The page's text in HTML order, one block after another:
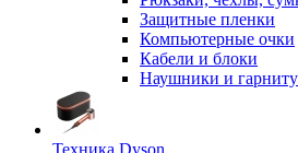
Защитные пленки
Компьютерные очки
Кабели и блоки
Наушники и
Техника Dyson